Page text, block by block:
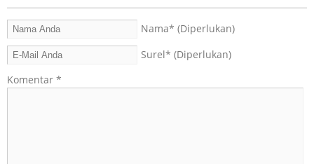
Nama* (Diperlukan)
Surel* (Diperlukan)
Komentar *